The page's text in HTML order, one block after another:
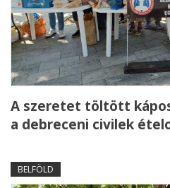
A szeretet töltött
a debreceni civilek
BELFÖLD